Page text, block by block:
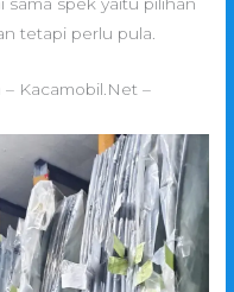
tetapi perlu pula.
Kacamobil.Net –